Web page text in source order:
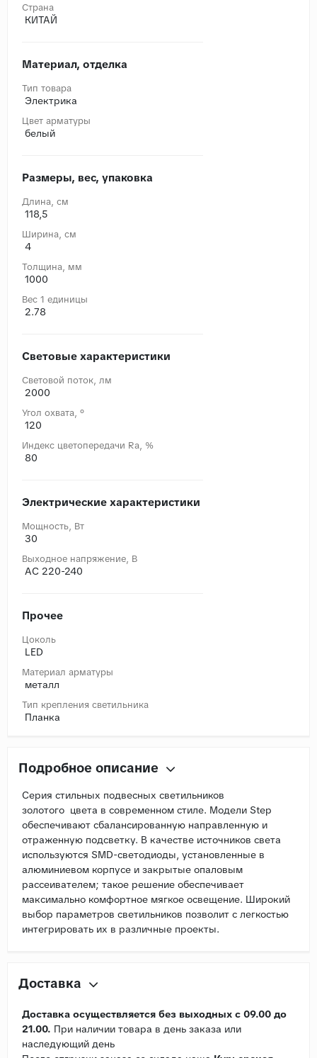
Страна
КИТАЙ
Материал, отделка
Тип товара
Электрика
Цвет арматуры
белый
Размеры, вес, упаковка
Длина, cм
118,5
Ширина, cм
4
Толщина, мм
1000
Вес 1 единицы
2.78
Световые характеристики
Световой поток, лм
2000
Угол охвата, °
120
Индекс цветопередачи Ra, %
80
Электрические характеристики
Мощность, Вт
30
Выходное напряжение, В
AC 220-240
Прочее
Цоколь
LED
Материал арматуры
металл
Тип крепления светильника
Планка
Подробное описание
Серия стильных подвесных светильников
золотого цвета в современном стиле. Модели Step
обеспечивают сбалансированную направленную и
отраженную подсветку. В качестве источников света
используются SMD-светодиоды, установленные в
алюминиевом корпусе и закрытые опаловым
рассеивателем; такое решение обеспечивает
максимально комфортное мягкое освещение. Широкий
выбор параметров светильников позволит с легкостью
интегрировать их в различные проекты.
Доставка
Доставка осуществляется без выходных с 09.00 до
21.00. При наличии товара в день заказа или
наследующий день